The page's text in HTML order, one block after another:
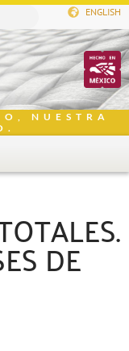
ENGLISH
NUESTRA
DE